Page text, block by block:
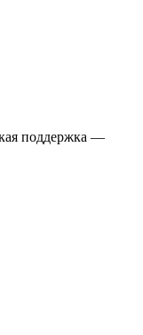
поддержка —